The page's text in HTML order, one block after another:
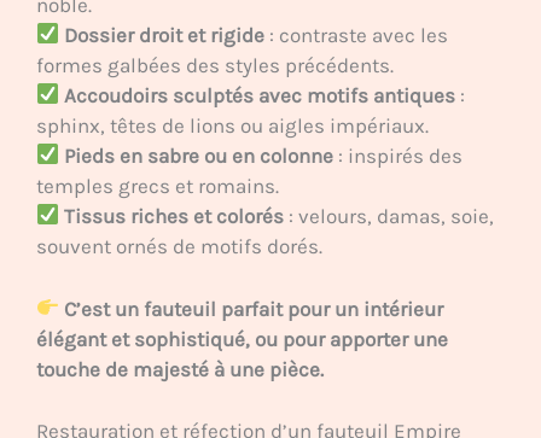
Dossier droit et rigide : contraste avec les
formes galbées des styles précédents.
Accoudoirs sculptés avec motifs antiques :
sphinx, têtes de lions ou aigles impériaux.
Pieds en sabre ou en colonne : inspirés des
temples grecs et romains.
Tissus riches et colorés : velours, damas, soie,
souvent ornés de motifs dorés.
C’est un fauteuil parfait pour un intérieur
élégant et sophistiqué, ou pour apporter une
touche de majesté à une pièce.
Restauration et réfection d’un fauteuil Empire